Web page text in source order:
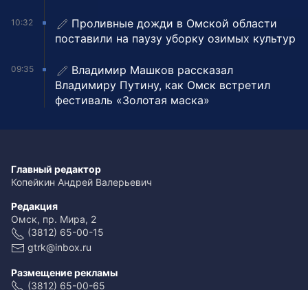
10:32
Проливные дожди в Омской области
поставили на паузу уборку озимых культур
09:35
Владимир Машков рассказал
Владимиру Путину, как Омск встретил
фестиваль «Золотая маска»
Главный редактор
Копейкин Андрей Валерьевич
Редакция
Омск, пр. Мира, 2
(3812) 65-00-15
gtrk@inbox.ru
Размещение рекламы
(3812) 65-00-65